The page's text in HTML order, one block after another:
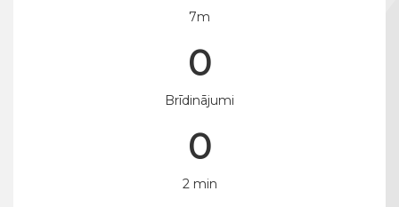
7m
0
Brīdinājumi
0
2 min